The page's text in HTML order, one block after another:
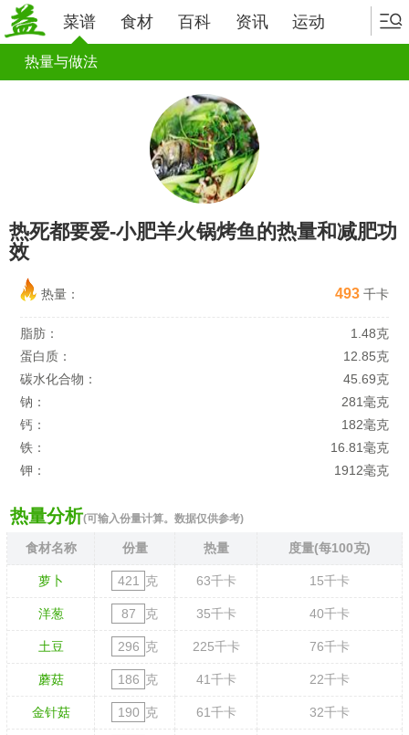
菜谱 食材 百科 资讯 运动
热量与做法
热死都要爱-小肥羊火锅烤鱼的热量和减肥功
效
热量： 493 千卡
脂肪：
1.48克
蛋白质：
12.85克
碳水化合物：
45.69克
钠：
281毫克
钙：
182毫克
铁：
16.81毫克
钾：
1912毫克
热量分析(可输入份量计算。数据仅供参考)
食材名称 份量 热量 度量(每100克)
萝卜 克 63千卡 15千卡
洋葱 克 35千卡 40千卡
土豆 克 225千卡 76千卡
蘑菇 克 41千卡 22千卡
金针菇 克 61千卡 32千卡